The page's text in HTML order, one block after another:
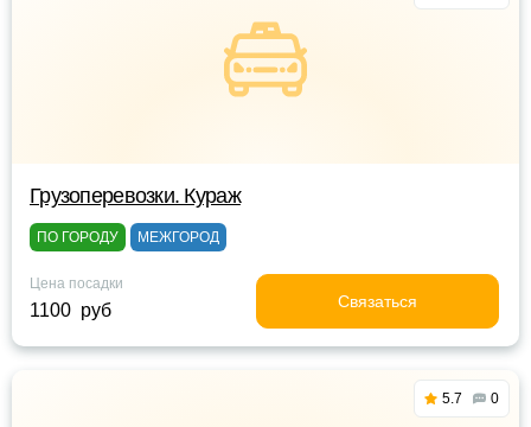
Грузоперевозки. Кураж
ПО ГОРОДУ МЕЖГОРОД
Цена посадки
1100 руб Связаться
5.7 0